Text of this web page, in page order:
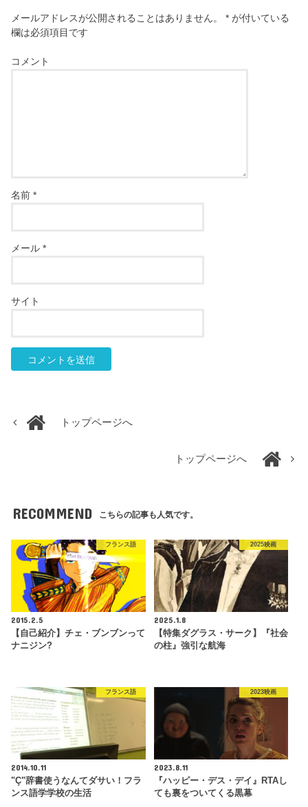
メールアドレスが公開されることはありません。 * が付いている
欄は必須項目です
コメント
名前*
メール*
サイト
トップページへ
トップページへ
RECOMMEND こちらの記事も人気です。
フランス語
2015.2.5
【自己紹介】チェ・ブンブンって
ナニジン?
2025映画
2025.1.8
【特集ダグラス・サーク】『社会
の柱』強引な航海
フランス語
2014.10.11
"Ç"辞書使うなんてダサい！フラ
ンス語学学校の生活
2023映画
2023.8.11
『ハッピー・デス・デイ』RTAし
ても裏をついてくる黒幕